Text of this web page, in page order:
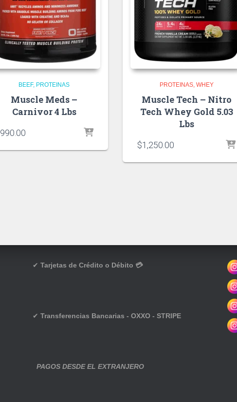
BEEF PROTEINAS
Muscle Meds –
Carnivor 4 Lbs
990.00
PROTEINAS WHEY
Muscle Tech – Nitro
Tech Whey Gold 5.03
Lbs
$1,250.00
✔ Tarjetas de Crédito o Débito 💳
✔ Transferencias Bancarias - OXXO - STRIPE
PAGOS DESDE EL EXTRANJERO